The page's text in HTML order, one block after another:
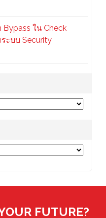
ใน Check
ะบบ Security
FUTURE?